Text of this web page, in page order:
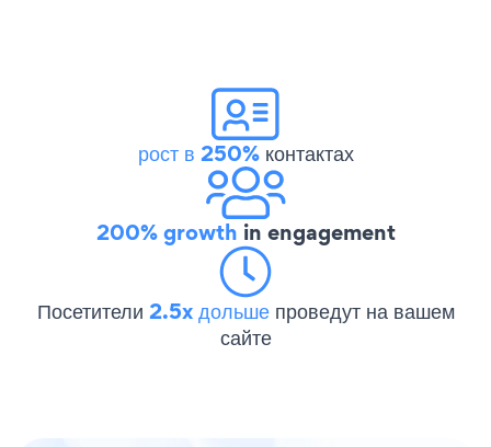
рост в 250%контактах
200% growth in engagement
Посетители 2.5x дольше проведут на вашем
сайте